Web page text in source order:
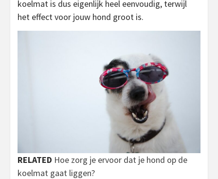
koelmat is dus eigenlijk heel eenvoudig, terwijl
het effect voor jouw hond groot is.
RELATED Hoe zorg je ervoor dat je hond op de
koelmat gaat liggen?